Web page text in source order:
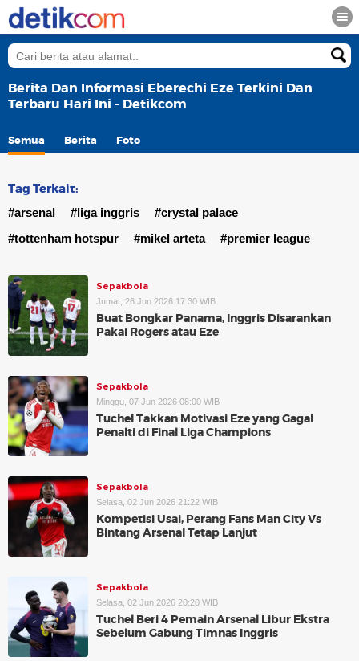
Berita Dan Informasi Eberechi Eze Terkini Dan
Terbaru Hari Ini - Detikcom
Semua Berita Foto
Tag Terkait:
#arsenal #liga inggris
#crystal palace
#tottenham hotspur
#mikel arteta #premier league
Sepakbola
Jumat, 26 Jun 2026 17:30 WIB
Buat Bongkar Panama, Inggris Disarankan
Pakai Rogers atau Eze
Sepakbola
Minggu, 07 Jun 2026 08:00 WIB
Tuchel Takkan Motivasi Eze yang Gagal
Penalti di Final Liga Champions
Sepakbola
Selasa, 02 Jun 2026 21:22 WIB
Kompetisi Usai, Perang Fans Man City Vs
Bintang Arsenal Tetap Lanjut
Sepakbola
Selasa, 02 Jun 2026 20:20 WIB
Tuchel Beri 4 Pemain Arsenal Libur Ekstra
Sebelum Gabung Timnas Inggris